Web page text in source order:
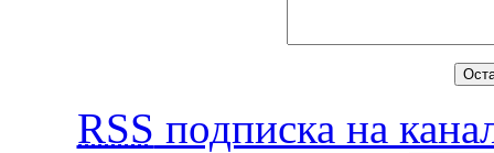
RSS подписка на